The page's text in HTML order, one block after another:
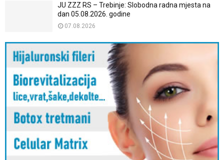
JU ZZZ RS – Trebinje: Slobodna radna mjesta na
dan 05.08.2026. godine
07.08.2026